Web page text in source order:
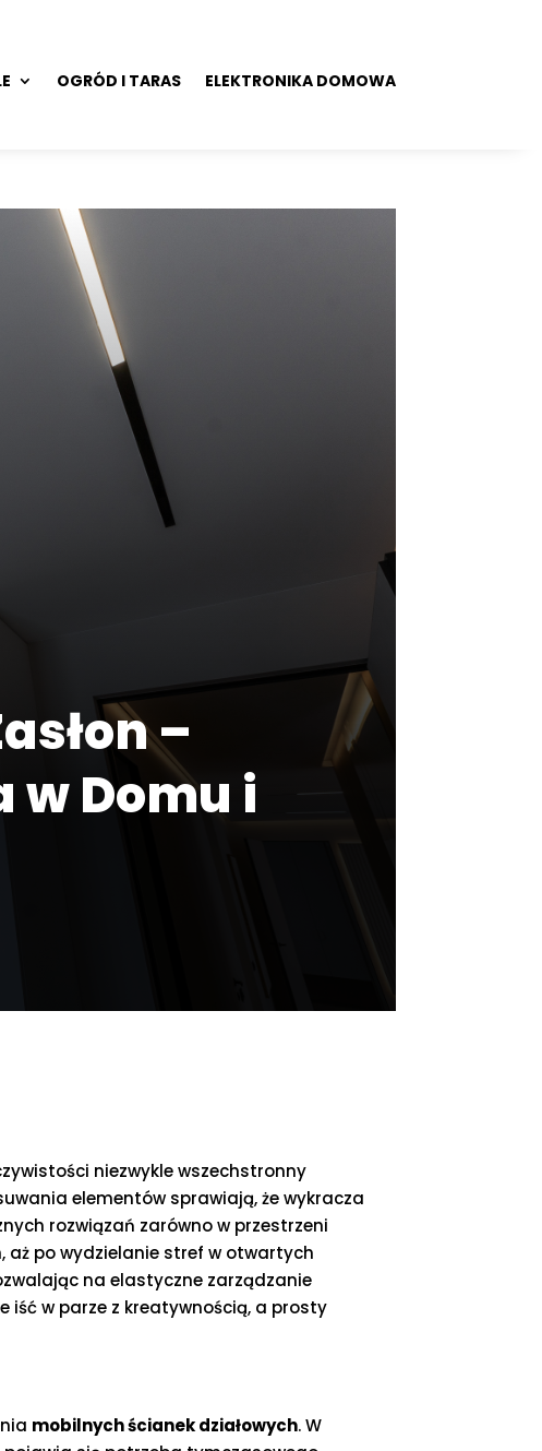
OGRÓD I TARAS ELEKTRONIKA DOMOWA
–
w Domu i
niezwykle wszechstronny
elementów sprawiają, że wykracza
rozwiązań zarówno w przestrzeni
aż po wydzielanie stref w otwartych
na elastyczne zarządzanie
iść w parze z kreatywnością, a prosty
mobilnych ścianek działowych. W